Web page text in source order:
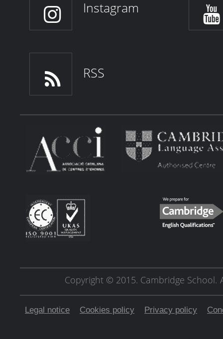
Instagram
RSS
Copyright © 2015. Cambridge School.
Legal notice Cookies policy Privacy policy